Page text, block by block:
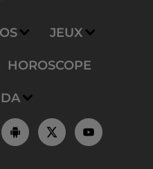
JEUX
HOROSCOPE